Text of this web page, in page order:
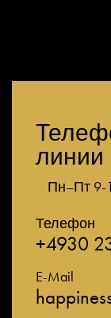
линии
Пн–Пт 9-
Телефон
+4930
E-Mail